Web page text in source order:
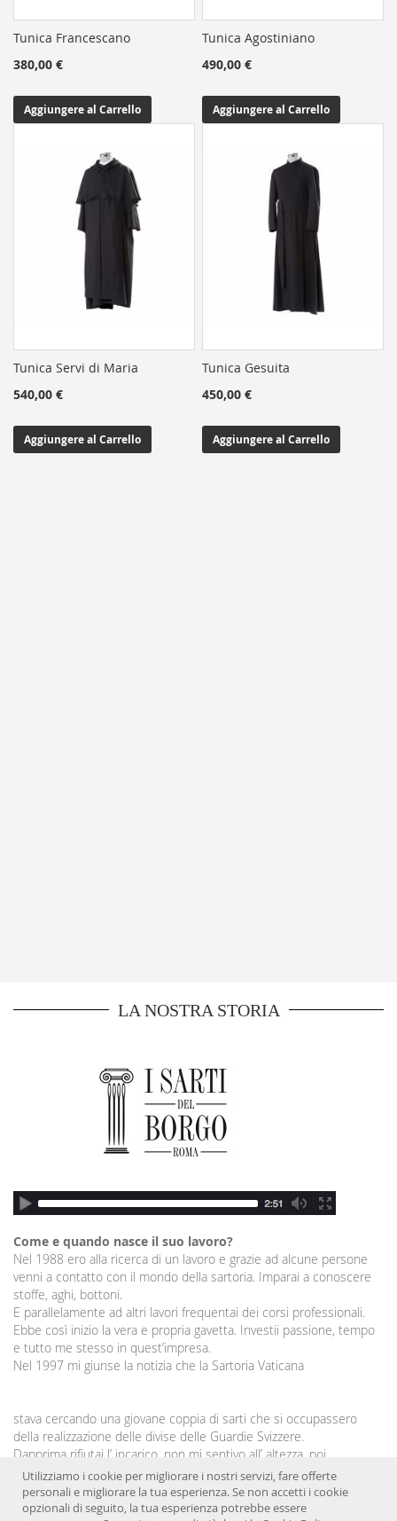
Tunica Francescano
380,00 €
Aggiungere al Carrello
Tunica Agostiniano
490,00 €
Aggiungere al Carrello
Tunica Servi di Maria
540,00 €
Aggiungere al Carrello
Tunica Gesuita
450,00 €
Aggiungere al Carrello
LA NOSTRA STORIA
Come e quando nasce il suo lavoro?
Nel 1988 ero alla ricerca di un lavoro e grazie ad alcune persone
venni a contatto con il mondo della sartoria. Imparai a conoscere
stoffe, aghi, bottoni.
E parallelamente ad altri lavori frequentai dei corsi professionali.
Ebbe così inizio la vera e propria gavetta. Investii passione, tempo
e tutto me stesso in quest’impresa.
Nel 1997 mi giunse la notizia che la Sartoria Vaticana
stava cercando una giovane coppia di sarti che si occupassero
della realizzazione delle divise delle Guardie Svizzere.
Dapprima rifiutai l’ incarico, non mi sentivo all’ altezza, poi
riflettendo capii il grande onore nel poter lavorare, seppur
indirettamente, per il Santo Padre. Ricordo che per iniziare anche
mia madre mi aiutò, lavorando per me ore ed ore. La storia ha fatto
Utilizziamo i cookie per migliorare i nostri servizi, fare offerte
personali e migliorare la tua esperienza. Se non accetti i cookie
opzionali di seguito, la tua esperienza potrebbe essere